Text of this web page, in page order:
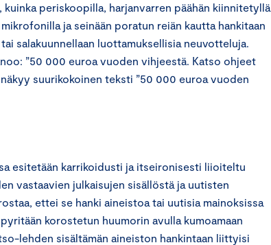
periskoopilla, harjanvarren päähän kiinnitetyllä
ja seinään poratun reiän kautta hankitaan
salakuunnellaan luottamuksellisia neuvotteluja.
”50 000 euroa vuoden vihjeestä. Katso ohjeet
suurikokoinen teksti ”50 000 euroa vuoden
esitetään karrikoidusti ja itseironisesti liioiteltu
vastaavien julkaisujen sisällöstä ja uutisten
ettei se hanki aineistoa tai uutisia mainoksissa
korostetun huumorin avulla kumoamaan
lehden sisältämän aineiston hankintaan liittyisi